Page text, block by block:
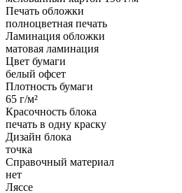
Печать обложки
полноцветная печать
Ламинация обложки
матовая ламинация
Цвет бумаги
белый офсет
Плотность бумаги
65 г/м²
Красочность блока
печать в одну краску
Дизайн блока
точка
Справочный материал
нет
Ляссе